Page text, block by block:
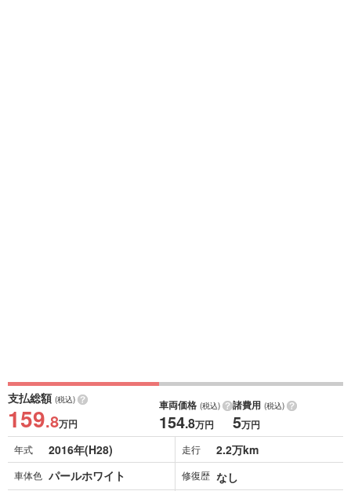
支払総額 (税込)
159.8万円
車両価格 (税込)
154.8万円
諸費用 (税込)
5万円
年式 2016年(H28) 走行 2.2万km
車体色 パールホワイト 修復歴 なし